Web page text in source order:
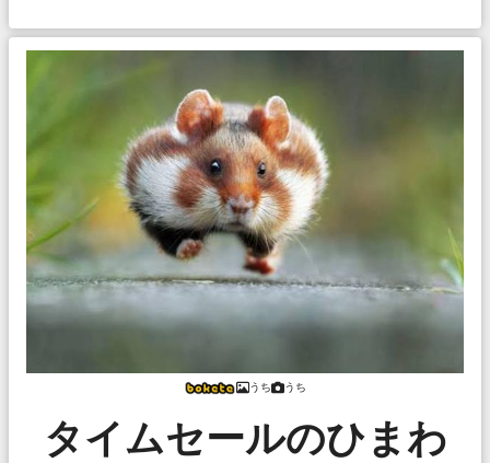
うち うち
タイムセールのひまわ